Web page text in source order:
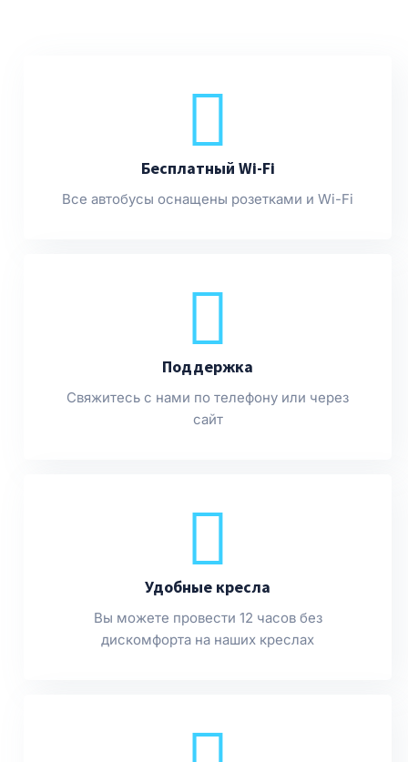
Бесплатный Wi-Fi
Все автобусы оснащены розетками и Wi-Fi
Поддержка
Свяжитесь с нами по телефону или через
сайт
Удобные кресла
Вы можете провести 12 часов без
дискомфорта на наших креслах